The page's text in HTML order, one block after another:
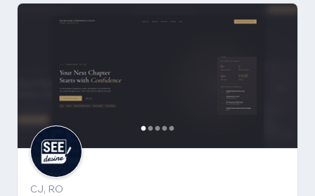
CJ, RO